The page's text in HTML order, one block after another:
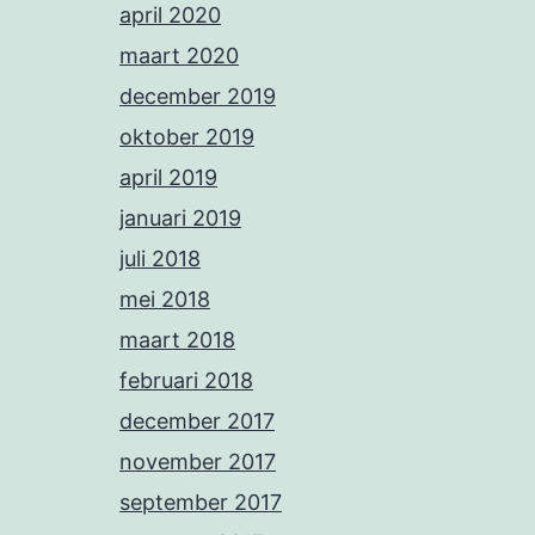
april 2020
maart 2020
december 2019
oktober 2019
april 2019
januari 2019
juli 2018
mei 2018
maart 2018
februari 2018
december 2017
november 2017
september 2017